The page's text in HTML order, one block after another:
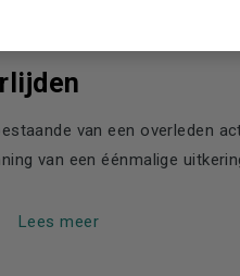
van een overleden
van een éénmalige
Lees meer